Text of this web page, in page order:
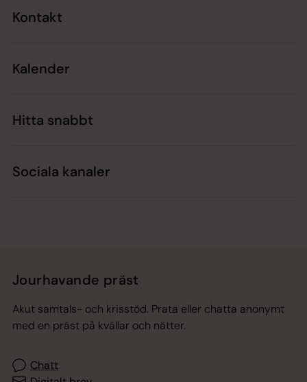
Kontakt
Kalender
Hitta snabbt
Sociala kanaler
Jourhavande präst
Akut samtals- och krisstöd. Prata eller chatta anonymt
med en präst på kvällar och nätter.
Chatt